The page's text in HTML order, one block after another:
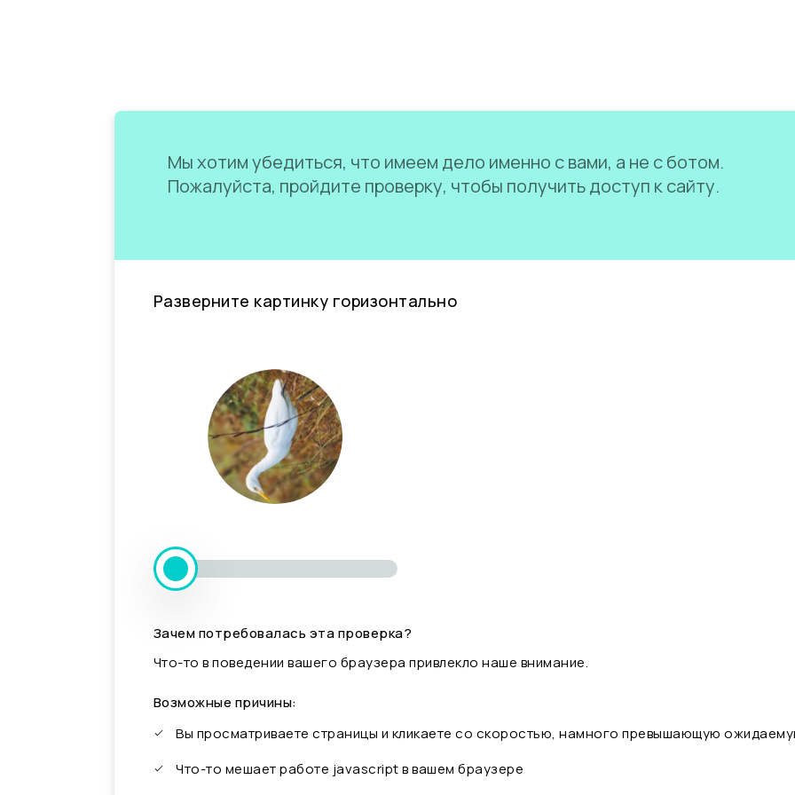
Мы хотим убедиться, что имеем дело именно с вами, а не с ботом.
Пожалуйста, пройдите проверку, чтобы получить доступ к сайту.
Разверните картинку горизонтально
Зачем потребовалась эта проверка?
Что-то в поведении вашего браузера привлекло наше внимание.
Возможные причины:
Вы просматриваете страницы и кликаете со скоростью, намного превышающую
Что-то мешает работе javascript в вашем браузере